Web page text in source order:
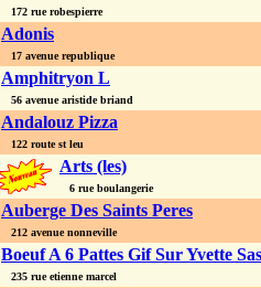
172 rue robespierre
Adonis
17 avenue republique
Amphitryon L
56 avenue aristide briand
Andalouz Pizza
122 route st leu
Arts (les)
6 rue boulangerie
Auberge Des Saints Peres
212 avenue nonneville
Boeuf A 6 Pattes Gif Sur Yvette
235 rue etienne marcel